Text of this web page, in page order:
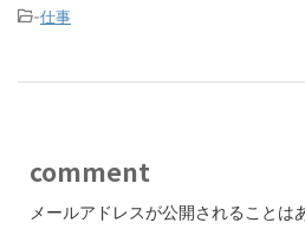
-仕事
comment
メールアドレスが公開されることは